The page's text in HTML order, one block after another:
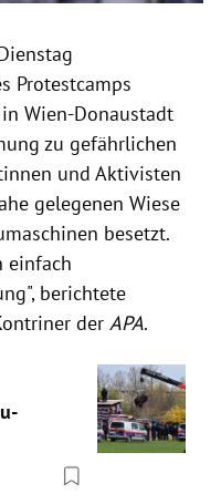
Protestcamps
Wien-Donaustadt
zu gefährlichen
und Aktivisten
gelegenen Wiese
besetzt.
einfach
berichtete
der APA.